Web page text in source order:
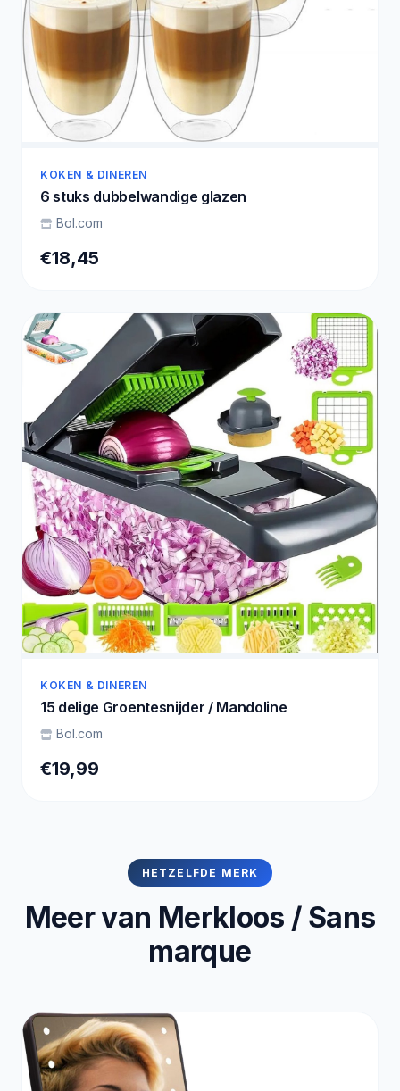
KOKEN & DINEREN
6 stuks dubbelwandige glazen
Bol.com
€18,45
KOKEN & DINEREN
15 delige Groentesnijder / Mandoline
Bol.com
€19,99
HETZELFDE MERK
Meer van Merkloos / Sans
marque